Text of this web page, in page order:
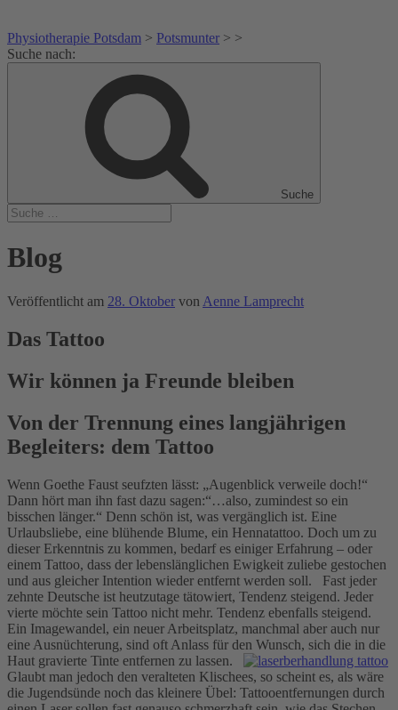
Physiotherapie Potsdam > Potsmunter > >
Suche nach:
Suche
Blog
Veröffentlicht am 28. Oktober von Aenne Lamprecht
Das Tattoo
Wir können ja Freunde bleiben
Von der Trennung eines langjährigen
Begleiters: dem Tattoo
Wenn Goethe Faust seufzten lässt: „Augenblick verweile doch!“
Dann hört man ihn fast dazu sagen:“…also, zumindest so ein
bisschen länger.“ Denn schön ist, was vergänglich ist. Eine
Urlaubsliebe, eine blühende Blume, ein Hennatattoo. Doch um zu
dieser Erkenntnis zu kommen, bedarf es einiger Erfahrung – oder
einem Tattoo, dass der lebenslänglichen Ewigkeit zuliebe gestochen
und aus gleicher Intention wieder entfernt werden soll. Fast jeder
zehnte Deutsche ist heutzutage tätowiert, Tendenz steigend. Jeder
vierte möchte sein Tattoo nicht mehr. Tendenz ebenfalls steigend.
Ein Imagewandel, ein neuer Arbeitsplatz, manchmal aber auch nur
eine Ausnüchterung, sind oft Anlass für den Wunsch, sich die in die
Haut gravierte Tinte entfernen zu lassen.
Glaubt man jedoch den veralteten Klischees, so scheint es, als wäre
die Jugendsünde noch das kleinere Übel: Tattooentfernungen durch